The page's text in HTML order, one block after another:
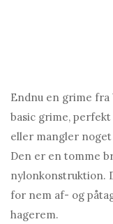
Endnu en grime
basic grime,
eller mangler
Den er en tomme
nylonkonstruktion.
for nem af- og
hagerem.